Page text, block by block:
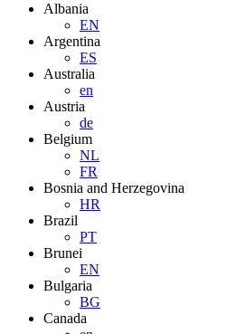
Albania
EN
Argentina
ES
Australia
en
Austria
de
Belgium
NL
FR
Bosnia and Herzegovina
HR
Brazil
PT
Brunei
EN
Bulgaria
BG
Canada